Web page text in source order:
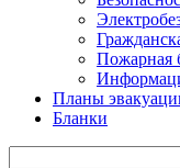
Пожарная
Планы
Бланки